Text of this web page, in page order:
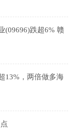
(09696)跌超6% 赣
13%，两倍做多海